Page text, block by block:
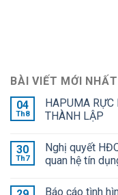
BÀI VIẾT MỚI NHẤT
04
Th8
HAPUMA RỰC
THÀNH LẬP
30
Th7
Nghị quyết
quan hệ tín
Báo cáo tình